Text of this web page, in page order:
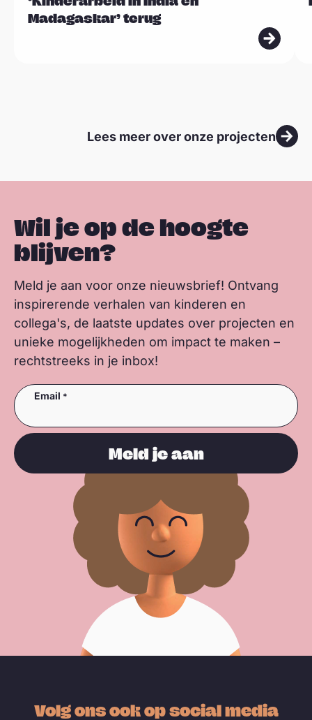
Madagaskar’ terug
Lees meer over onze projecten
Wil je op de hoogte
blijven?
Meld je aan voor onze nieuwsbrief! Ontvang
inspirerende verhalen van kinderen en
collega's, de laatste updates over projecten en
unieke mogelijkheden om impact te maken –
rechtstreeks in je inbox!
Email
Meld je aan
Volg ons ook op social media